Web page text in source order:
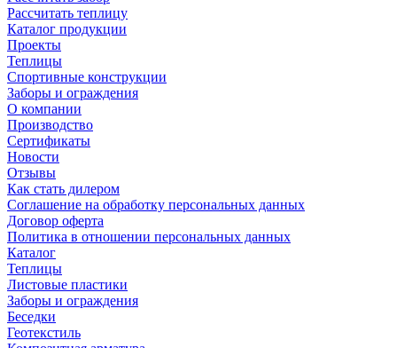
Рассчитать теплицу
Каталог продукции
Проекты
Теплицы
Спортивные конструкции
Заборы и ограждения
О компании
Производство
Сертификаты
Новости
Отзывы
Как стать дилером
Соглашение на обработку персональных данных
Договор оферта
Политика в отношении персональных данных
Каталог
Теплицы
Листовые пластики
Заборы и ограждения
Беседки
Геотекстиль